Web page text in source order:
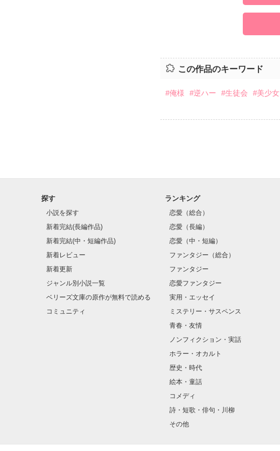
この作品のキーワード
#俺様 #逆ハー #生徒会 #美少女
探す
小説を探す
新着完結(長編作品)
新着完結(中・短編作品)
新着レビュー
新着更新
ジャンル別小説一覧
ベリーズ文庫の原作が無料で読める
コミュニティ
ランキング
恋愛（総合）
恋愛（長編）
恋愛（中・短編）
ファンタジー（総合）
ファンタジー
恋愛ファンタジー
実用・エッセイ
ミステリー・サスペンス
青春・友情
ノンフィクション・実話
ホラー・オカルト
歴史・時代
絵本・童話
コメディ
詩・短歌・俳句・川柳
その他